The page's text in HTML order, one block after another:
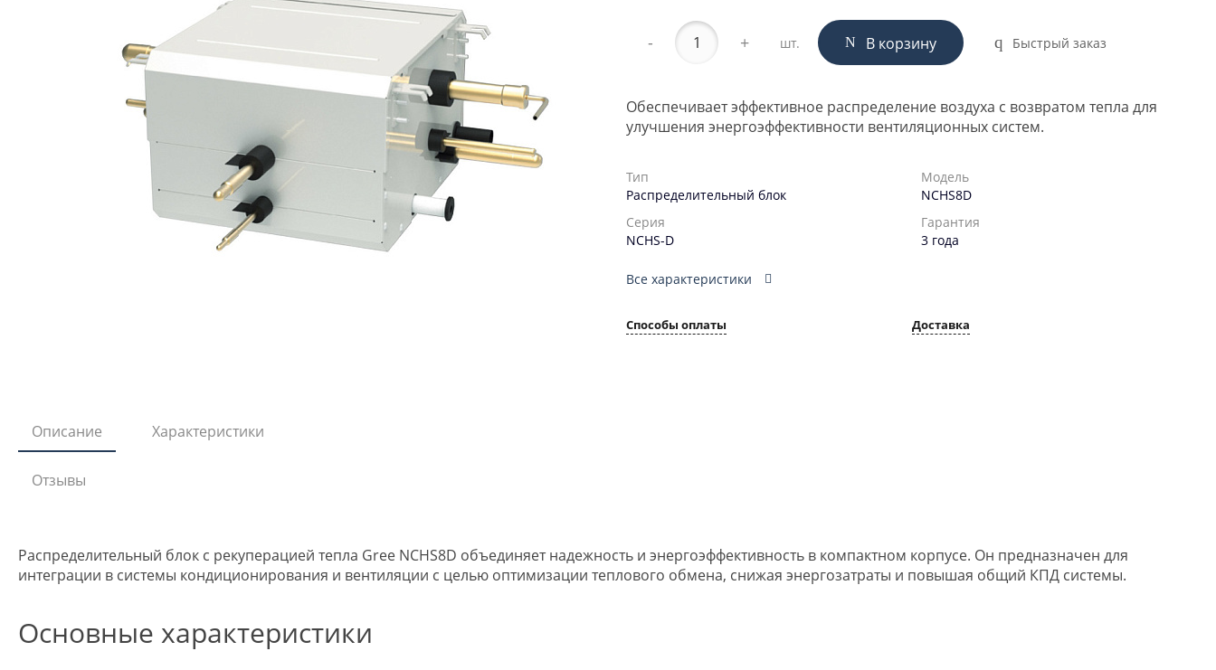
- + шт. В корзину Быстрый заказ
Обеспечивает эффективное распределение воздуха с возвратом тепла для
улучшения энергоэффективности вентиляционных систем.
Тип
Распределительный блок
Модель
NCHS8D
Серия
NCHS-D
Гарантия
3 года
Все характеристики
Способы оплаты Доставка
Описание Характеристики
Отзывы
Распределительный блок с рекуперацией тепла Gree NCHS8D объединяет надежность и энергоэффективность в компактном корпусе. Он предназначен для
интеграции в системы кондиционирования и вентиляции с целью оптимизации теплового обмена, снижая энергозатраты и повышая общий КПД системы.
Основные характеристики